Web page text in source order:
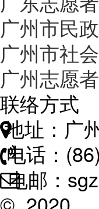
广州市民
广州市社
广州志愿者
联络方式
地址：广
电话：
电邮：